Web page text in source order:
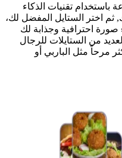
تقنيات الذكاء
اختر الستايل المفضل لك،
احترافية وجذابة لك
من الستايلات للرجال
مرحاً مثل الباربي أو